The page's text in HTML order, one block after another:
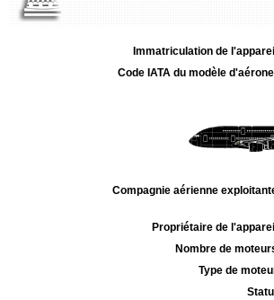
Immatriculation de
Code IATA du modèle
Compagnie aérienne
Propriétaire de
Nombre de
Type de